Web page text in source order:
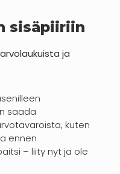
sisäpiiriin
ja
saada
kuten
ennen
– liity nyt ja ole